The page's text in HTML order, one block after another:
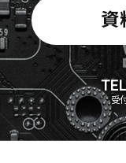
資
受